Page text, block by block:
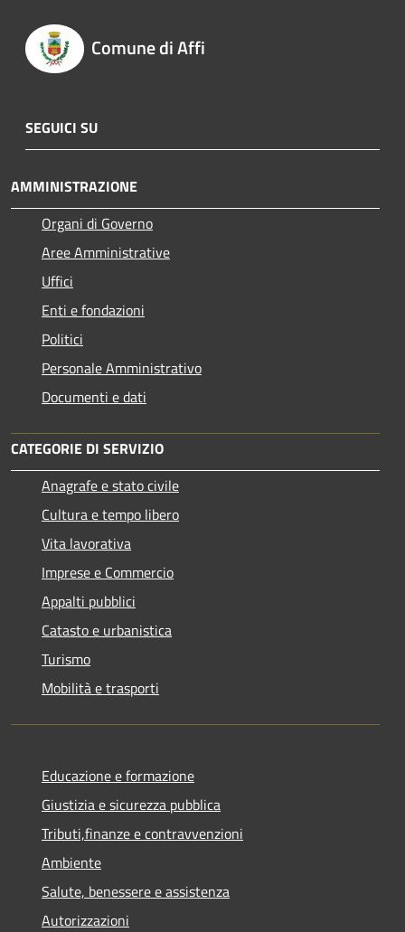
Comune di Affi
SEGUICI SU
AMMINISTRAZIONE
Organi di Governo
Aree Amministrative
Uffici
Enti e fondazioni
Politici
Personale Amministrativo
Documenti e dati
CATEGORIE DI SERVIZIO
Anagrafe e stato civile
Cultura e tempo libero
Vita lavorativa
Imprese e Commercio
Appalti pubblici
Catasto e urbanistica
Turismo
Mobilità e trasporti
Educazione e formazione
Giustizia e sicurezza pubblica
Tributi,finanze e contravvenzioni
Ambiente
Salute, benessere e assistenza
Autorizzazioni